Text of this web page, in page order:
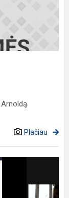
Plačiau